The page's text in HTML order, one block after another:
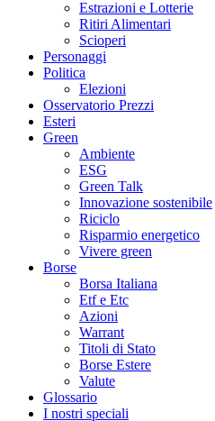
Estrazioni e Lotterie
Ritiri Alimentari
Scioperi
Personaggi
Politica
Elezioni
Osservatorio Prezzi
Esteri
Green
Ambiente
ESG
Green Talk
Innovazione sostenibile
Riciclo
Risparmio energetico
Vivere green
Borse
Borsa Italiana
Etf e Etc
Azioni
Warrant
Titoli di Stato
Borse Estere
Valute
Glossario
I nostri speciali